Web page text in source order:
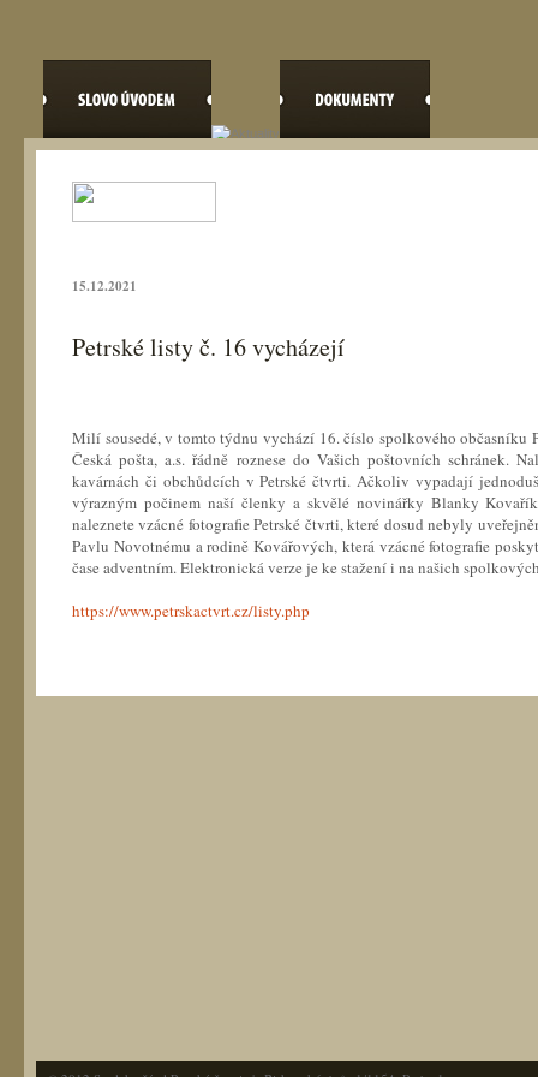
15.12.2021
Petrské listy č. 16 vycházejí
Milí sousedé, v tomto týdnu vychází 16. číslo spolkového občasníku
Česká pošta, a.s. řádně roznese do Vašich poštovních schránek.
kavárnách či obchůdcích v Petrské čtvrti. Ačkoliv vypadají
výrazným počinem naší členky a skvělé novinářky Blanky
naleznete vzácné fotografie Petrské čtvrti, které dosud nebyly
Pavlu Novotnému a rodině Kovářových, která vzácné fotografie
čase adventním. Elektronická verze je ke stažení i na našich
https://www.petrskactvrt.cz/listy.php